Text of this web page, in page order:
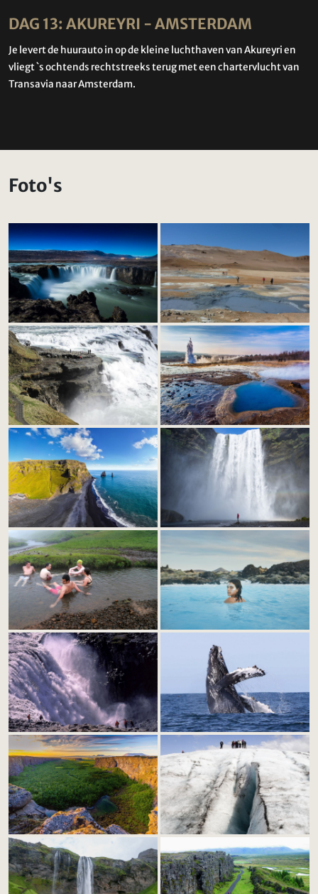
DAG 13: AKUREYRI - AMSTERDAM
Je levert de huurauto in op de kleine luchthaven van Akureyri en
vliegt `s ochtends rechtstreeks terug met een chartervlucht van
Transavia naar Amsterdam.
Foto's